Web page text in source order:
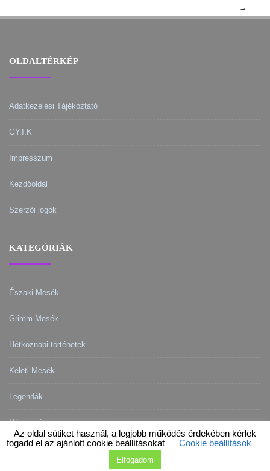
→
OLDALTÉRKÉP
Adatkezelési Tájékoztató
GY.I.K
Impresszum
Kezdőoldal
Szerzői jogok
KATEGÓRIÁK
Északi Mesék
Grimm Mesék
Hétköznapi történetek
Keleti Mesék
Legendák
Népmesék
Theme Vision
Az oldal sütiket használ, a legjobb működés érdekében kérlek
fogadd el az ajánlott cookie beállításokat
Cookie beállítások
Elfogadom